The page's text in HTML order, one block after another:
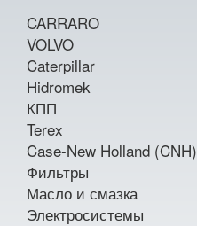
CARRARO
VOLVO
Caterpillar
Hidromek
КПП
Terex
Case-New Holland (CNH)
Фильтры
Масло и смазка
Электросистемы